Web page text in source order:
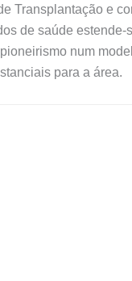
Transplantação e
de saúde
num
para a área.